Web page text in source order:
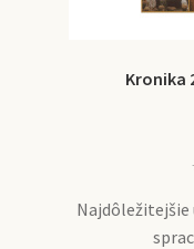
Kronika
Najdôležitejšie